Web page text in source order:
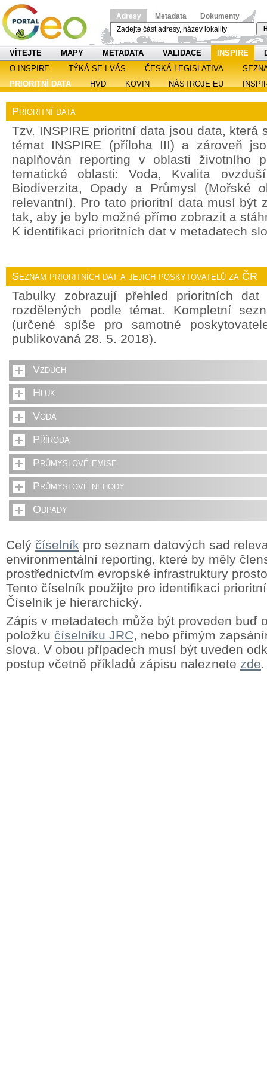
Adresy Metadata Dokumenty
VÍTEJTE MAPY METADATA VALIDACE INSPIRE
O INSPIRE
TÝKÁ SE I VÁS ČESKÁ LEGISLATIVA
PRIORITNÍ DATA
HVD KOVIN NÁSTROJE EU
Prioritní data
Tzv. INSPIRE prioritní data jsou data, která
témat INSPIRE (příloha III) a zároveň
naplňován reporting v oblasti životního
tematické oblasti: Voda, Kvalita
Biodiverzita, Opady a Průmysl (Mořské
relevantní). Pro tato prioritní data musí být
tak, aby je bylo možné přímo zobrazit a
K identifikaci prioritních dat v metadatech
Seznam prioritních dat a jejich poskytovatelů za ČR
Tabulky zobrazují přehled prioritních
rozdělených podle témat. Kompletní
(určené spíše pro samotné
publikovaná 28. 5. 2018).
Vzduch
Hluk
Voda
Příroda
Průmyslové emise
Průmyslové nehody
Odpady
Celý číselník pro seznam datových sad
environmentální reporting, které by měly
prostřednictvím evropské infrastruktury
Tento číselník použijte pro identifikaci
Číselník je hierarchický.
Zápis v metadatech může být proveden buď
položku číselníku JRC, nebo přímým
slova. V obou případech musí být uveden
postup včetně příkladů zápisu naleznete zde.